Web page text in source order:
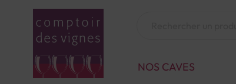
NOS CAVES